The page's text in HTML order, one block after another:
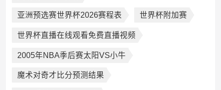
亚洲预选赛世界杯2026赛程表 世界杯附加赛
世界杯直播在线观看免费直播视频
2005年NBA季后赛太阳VS小牛
魔术对奇才比分预测结果